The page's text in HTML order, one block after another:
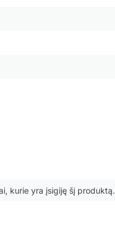
kurie yra įsigiję šį produktą.